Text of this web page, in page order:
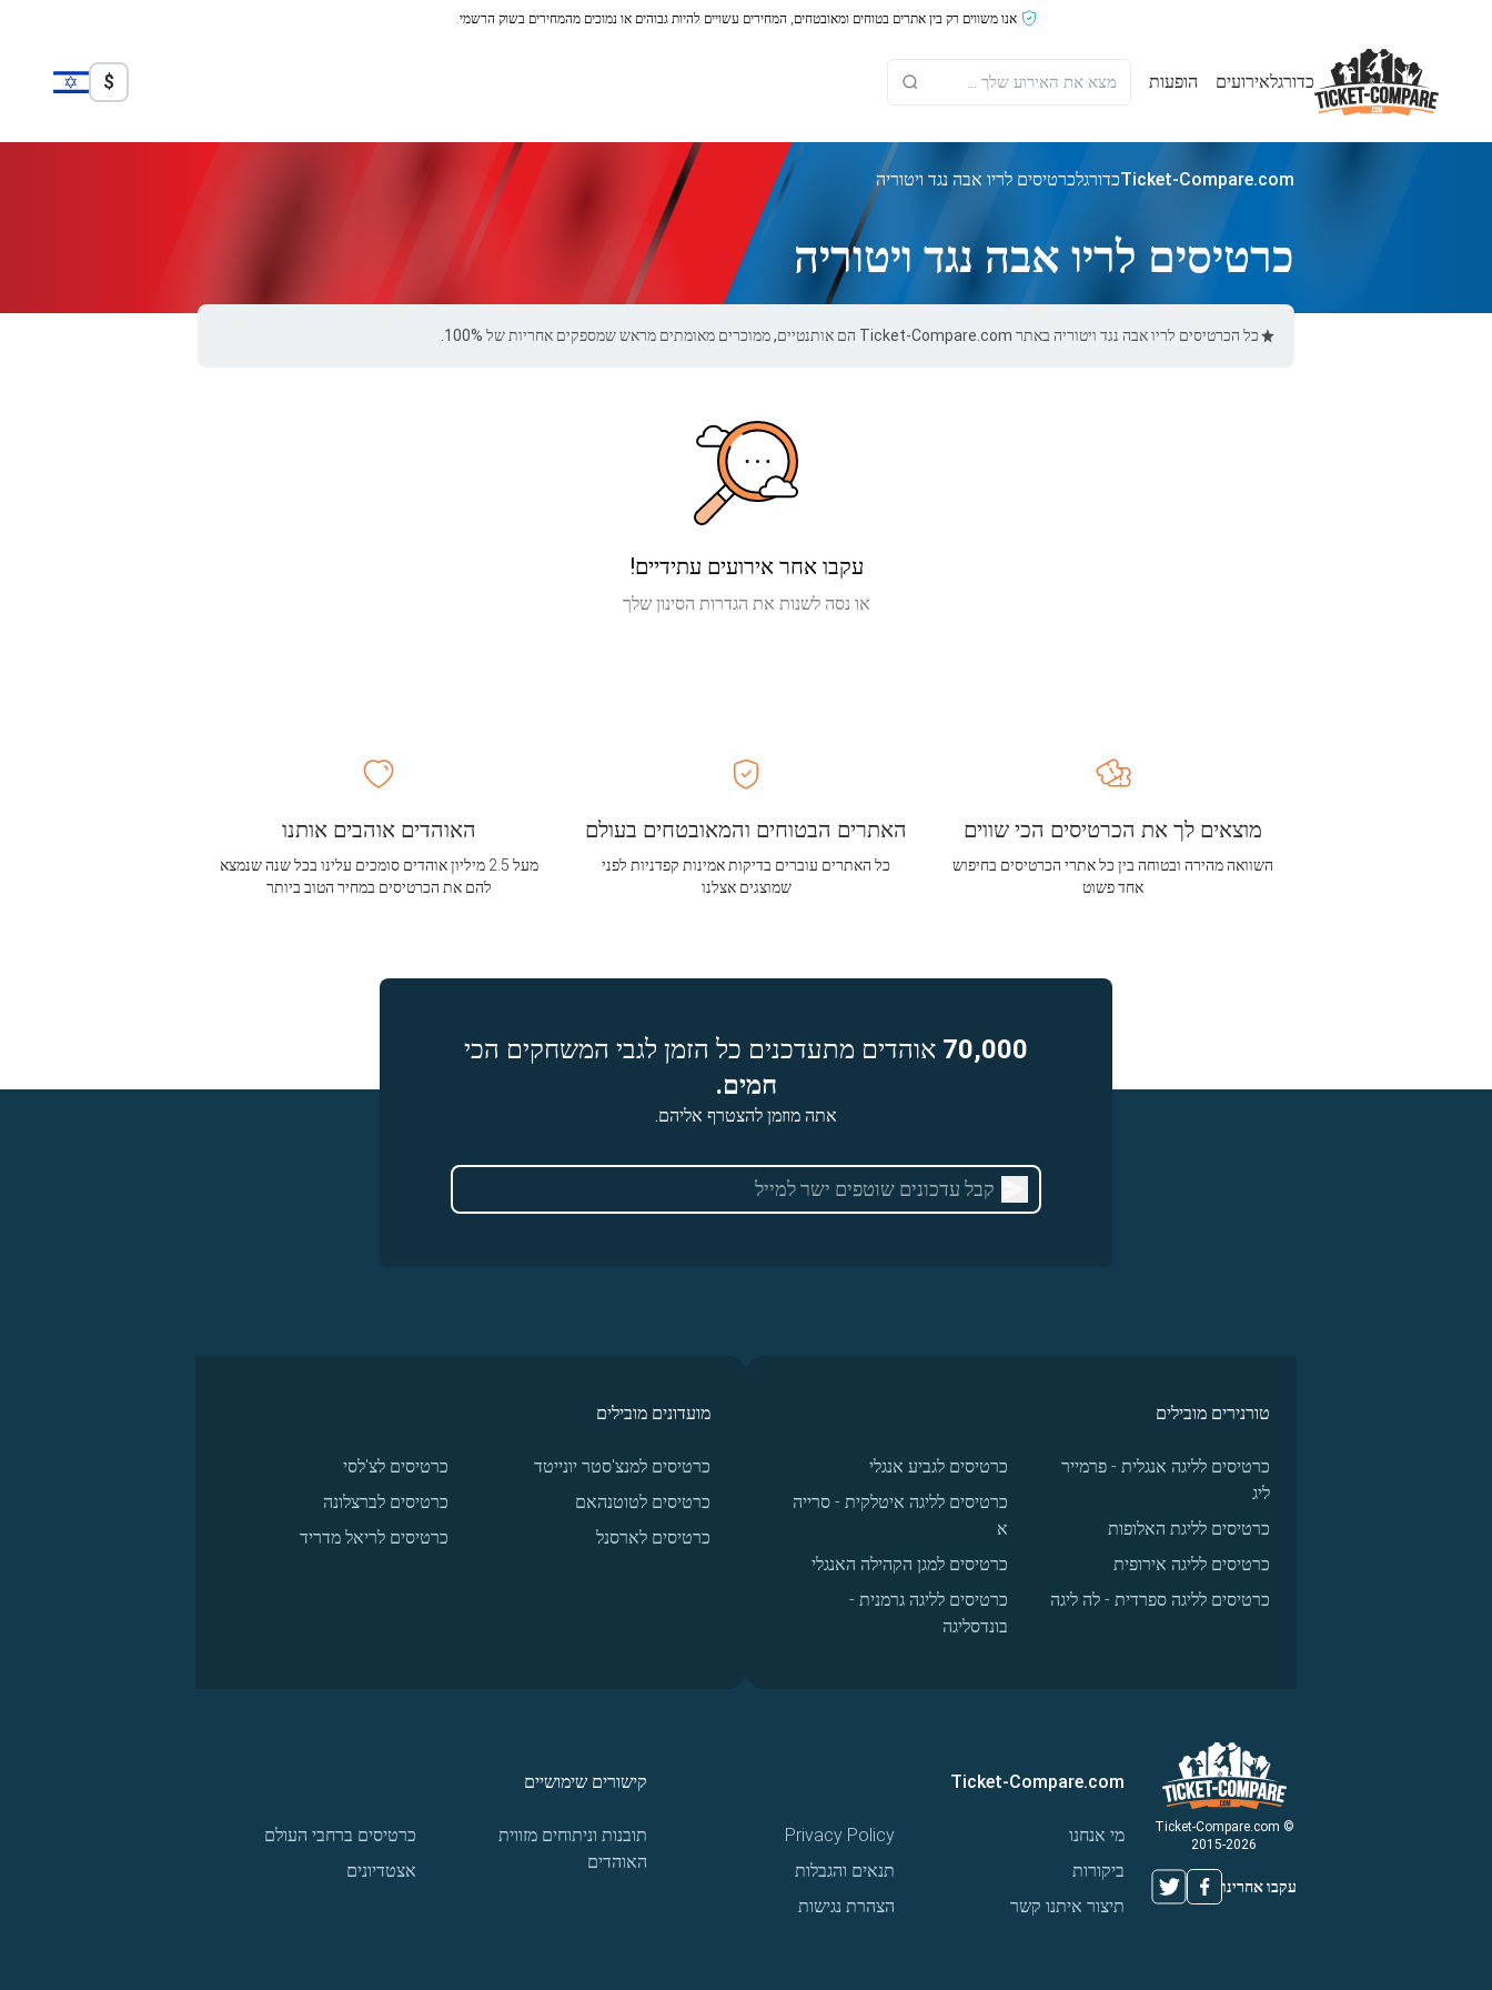
אנו משווים רק בין אתרים בטוחים ומאובטחים, המחירים עשויים להיות גבוהים או נמוכים מהמחירים בשוק הרשמי.
כדורגלאירועים הופעות $
Ticket-Compare.comכדורגלכרטיסים לריו אבה נגד ויטוריה
כרטיסים לריו אבה נגד ויטוריה
כל הכרטיסים לריו אבה נגד ויטוריה באתר Ticket-Compare.com הם אותנטיים, ממוכרים מאומתים מראש שמספקים אחריות של 100%.
עקבו אחר אירועים עתידיים!
או נסה לשנות את הגדרות הסינון שלך
האתרים הבטוחים והמאובטחים בעולם
כל האתרים עוברים בדיקות אמינות קפדניות לפני
שמוצגים אצלנו
מוצאים לך את הכרטיסים הכי שווים
השוואה מהירה ובטוחה בין כל אתרי הכרטיסים בחיפוש
אחד פשוט
האוהדים אוהבים אותנו
מעל 2.5 מיליון אוהדים סומכים עלינו בכל שנה שנמצא
להם את הכרטיסים במחיר הטוב ביותר
70,000 אוהדים מתעדכנים כל הזמן לגבי המשחקים הכי
חמים.
אתה מוזמן להצטרף אליהם.
טורנירים מובילים
כרטיסים לליגה אנגלית - פרמייר
ליג
כרטיסים לליגת האלופות
כרטיסים לליגה אירופית
כרטיסים לליגה ספרדית - לה ליגה
כרטיסים לגביע אנגלי
כרטיסים לליגה איטלקית - סרייה
א
כרטיסים למגן הקהילה האנגלי
כרטיסים לליגה גרמנית -
בונדסליגה
מועדונים מובילים
כרטיסים למנצ'סטר יונייטד
כרטיסים לטוטנהאם
כרטיסים לארסנל
כרטיסים לצ'לסי
כרטיסים לברצלונה
כרטיסים לריאל מדריד
© Ticket-Compare.com
2015-2026
עקבו אחרינו
Ticket-Compare.com
מי אנחנו
ביקורות
תיצור איתנו קשר
Privacy Policy
תנאים והגבלות
הצהרת נגישות
קישורים שימושיים
תובנות וניתוחים מזווית
האוהדים
כרטיסים ברחבי העולם
אצטדיונים